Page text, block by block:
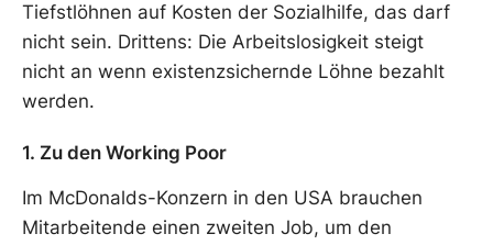
Tiefstlöhnen auf Kosten der Sozialhilfe, das darf
nicht sein. Drittens: Die Arbeitslosigkeit steigt
nicht an wenn existenzsichernde Löhne bezahlt
werden.
1. Zu den Working Poor
Im McDonalds-Konzern in den USA brauchen
Mitarbeitende einen zweiten Job, um den